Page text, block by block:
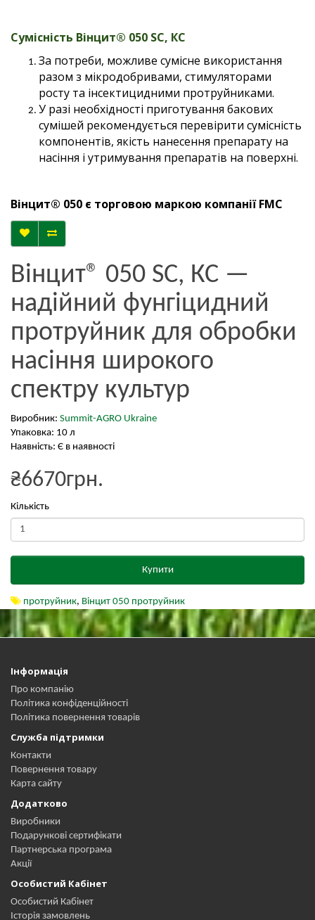
Сумісність Вінцит® 050 SC, КС
За потреби, можливе сумісне використання
разом з мікродобривами, стимуляторами
росту та інсектицидними протруйниками.
У разі необхідності приготування бакових
сумішей рекомендується перевірити сумісність
компонентів, якість нанесення препарату на
насіння і утримування препаратів на поверхні.
Вінцит® 050 є торговою маркою компанії FMC
Вінцит® 050 SC, КС —
надійний фунгіцидний
протруйник для обробки
насіння широкого
спектру культур
Виробник: Summit-AGRO Ukraine
Упаковка: 10 л
Наявність: Є в наявності
₴6670грн.
Кількість
Купити
протруйник, Вінцит 050 протруйник
Інформація
Про компанію
Політика конфіденційності
Політика повернення товарів
Служба підтримки
Контакти
Повернення товару
Карта сайту
Додатково
Виробники
Подарункові сертифікати
Партнерська програма
Акції
Особистий Кабінет
Особистий Кабінет
Історія замовлень